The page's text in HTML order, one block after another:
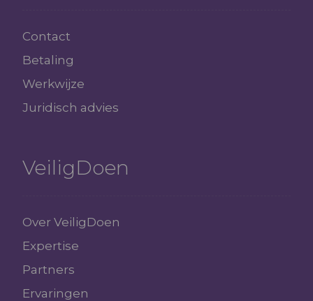
Contact
Betaling
Werkwijze
Juridisch advies
VeiligDoen
Over VeiligDoen
Expertise
Partners
Ervaringen